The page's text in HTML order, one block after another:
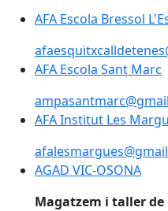
AFA Escola Bressol
AFA Escola Sant Marc
AFA Escola Sant Marc
AFA Institut Les
AGAD VIC-OSONA
AGAD VIC-OSONA
Magatzem i taller